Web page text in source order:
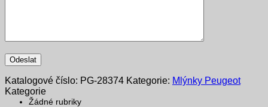
Katalogové číslo: PG-28374 Kategorie: Mlýnky Peugeot
Kategorie
Žádné rubriky